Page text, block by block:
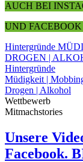
AUCH BEI
UND FACEBOOK
Hintergründe
DROGEN |
Hintergründe
Müdigkeit |
Drogen | Alkohol
Wettbewerb
Mitmachstories
Unsere
Facebook.